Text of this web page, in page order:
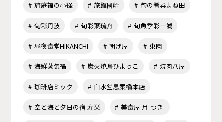
旅庭福の小径 旅館國崎 旬の肴菜よね田
旬彩丹波 旬彩葉琉舟 旬魚季彩一誠
昼夜食堂HIKANCHI 朝げ屋 東園
海鮮蒸気福 炭火焼鳥ひよっこ 焼肉八屋
珈琲店ミック 白水堂思案橋本店
空と海と夕日の宿 寿楽 美食屋 月-つき-